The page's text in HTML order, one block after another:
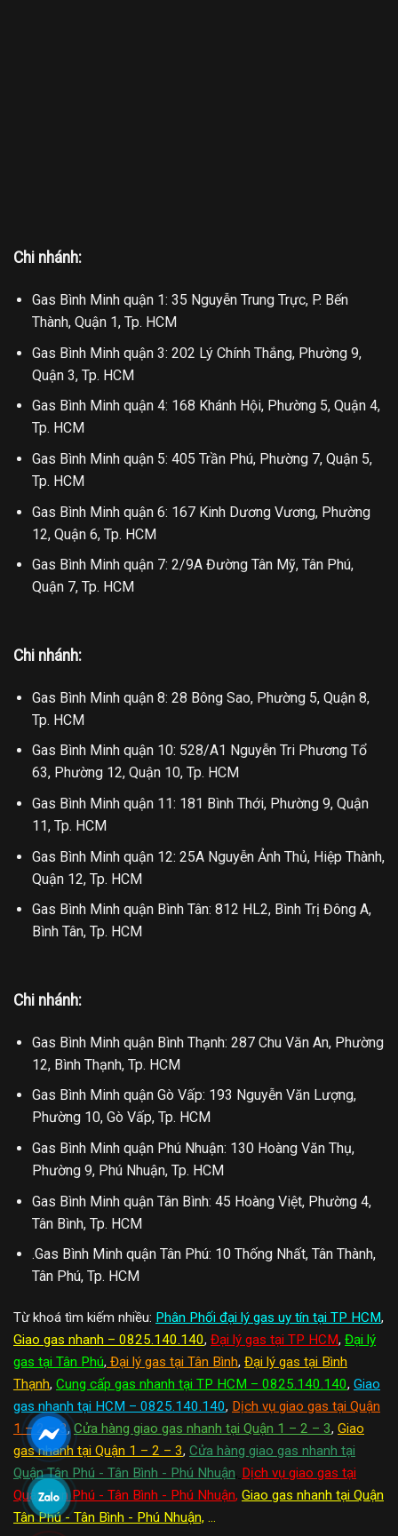
Chi nhánh:
Gas Bình Minh quận 1: 35 Nguyễn Trung Trực, P. Bến
Thành, Quận 1, Tp. HCM
Gas Bình Minh quận 3: 202 Lý Chính Thắng, Phường 9,
Quận 3, Tp. HCM
Gas Bình Minh quận 4: 168 Khánh Hội, Phường 5, Quận 4,
Tp. HCM
Gas Bình Minh quận 5: 405 Trần Phú, Phường 7, Quận 5,
Tp. HCM
Gas Bình Minh quận 6: 167 Kinh Dương Vương, Phường
12, Quận 6, Tp. HCM
Gas Bình Minh quận 7: 2/9A Đường Tân Mỹ, Tân Phú,
Quận 7, Tp. HCM
Chi nhánh:
Gas Bình Minh quận 8: 28 Bông Sao, Phường 5, Quận 8,
Tp. HCM
Gas Bình Minh quận 10: 528/A1 Nguyễn Tri Phương Tổ
63, Phường 12, Quận 10, Tp. HCM
Gas Bình Minh quận 11: 181 Bình Thới, Phường 9, Quận
11, Tp. HCM
Gas Bình Minh quận 12: 25A Nguyễn Ảnh Thủ, Hiệp Thành,
Quận 12, Tp. HCM
Gas Bình Minh quận Bình Tân: 812 HL2, Bình Trị Đông A,
Bình Tân, Tp. HCM
Chi nhánh:
Gas Bình Minh quận Bình Thạnh: 287 Chu Văn An, Phường
12, Bình Thạnh, Tp. HCM
Gas Bình Minh quận Gò Vấp: 193 Nguyễn Văn Lượng,
Phường 10, Gò Vấp, Tp. HCM
Gas Bình Minh quận Phú Nhuận: 130 Hoàng Văn Thụ,
Phường 9, Phú Nhuận, Tp. HCM
Gas Bình Minh quận Tân Bình: 45 Hoàng Việt, Phường 4,
Tân Bình, Tp. HCM
.Gas Bình Minh quận Tân Phú: 10 Thống Nhất, Tân Thành,
Tân Phú, Tp. HCM
Từ khoá tìm kiếm nhiều: Phân Phối đại lý gas uy tín tại TP HCM,
Giao gas nhanh – 0825.140.140, Đại lý gas tại TP HCM, Đại lý
gas tại Tân Phú, Đại lý gas tại Tân Bình, Đại lý gas tại Bình
Thạnh, Cung cấp gas nhanh tại TP HCM – 0825.140.140, Giao
gas nhanh tại HCM – 0825.140.140, Dịch vụ giao gas tại Quận
1 – 2 – 3,Cửa hàng giao gas nhanh tại Quận 1 – 2 – 3, Giao
gas nhanh tại Quận 1 – 2 – 3, Cửa hàng giao gas nhanh tại
Quận Tân Phú - Tân Bình - Phú Nhuận Dịch vụ giao gas tại
Quận Tân Phú - Tân Bình - Phú Nhuận, Giao gas nhanh tại Quận
Tân Phú - Tân Bình - Phú Nhuận, ...